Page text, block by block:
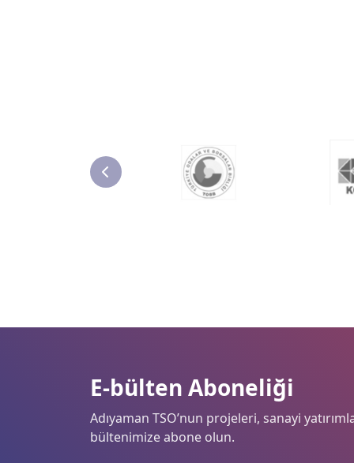
E-bülten Aboneliği
Adıyaman TSO’nun projeleri, sanayi
bültenimize abone olun.